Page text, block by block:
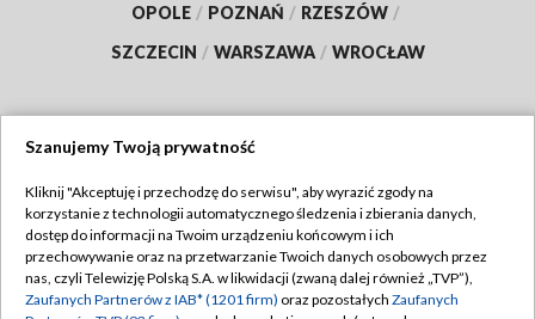
OPOLE / POZNAŃ / RZESZÓW /
SZCZECIN / WARSZAWA / WROCŁAW
TVP
Abonament TVP
Emisja w TVP
Regulamin TVP
Polityka prywatności
Szanujemy Twoją prywatność
Kliknij "Akceptuję i przechodzę do serwisu", aby wyrazić zgody na
korzystanie z technologii automatycznego śledzenia i zbierania danych,
dostęp do informacji na Twoim urządzeniu końcowym i ich
przechowywanie oraz na przetwarzanie Twoich danych osobowych przez
nas, czyli Telewizję Polską S.A. w likwidacji (zwaną dalej również „TVP”),
Zaufanych Partnerów z IAB* (1201 firm) oraz pozostałych Zaufanych